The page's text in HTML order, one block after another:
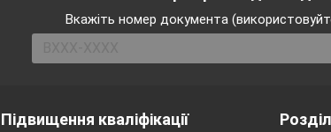
Вкажіть номер документа
Підвищення кваліфікації